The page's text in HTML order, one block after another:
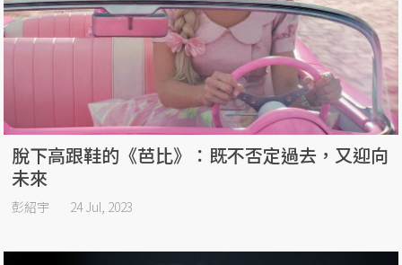
脫下高跟鞋的《芭比》：既不否定過去，又迎向
未來
彭紹宇 24 Jul, 2023